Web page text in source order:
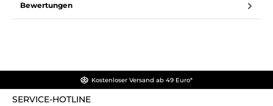
Bewertungen
Kostenloser Versand ab 49 Euro*
SERVICE-HOTLINE